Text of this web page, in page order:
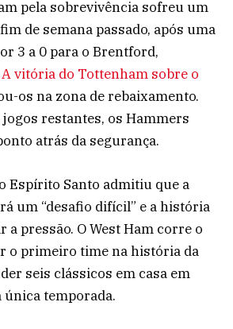
pela sobrevivência sofreu um
de semana passado, após uma
3 a 0 para o Brentford,
A vitória do Tottenham sobre o
os na zona de rebaixamento.
jogos restantes, os Hammers
atrás da segurança.
Espírito Santo admitiu que a
um “desafio difícil” e a história
a pressão. O West Ham corre o
o primeiro time na história da
seis clássicos em casa em
temporada.